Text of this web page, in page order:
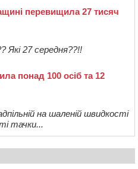
перевищила 27 тисяч
Які 27 середня??!!
понад 100 осіб та 12
на шаленій швидкості
тачки...